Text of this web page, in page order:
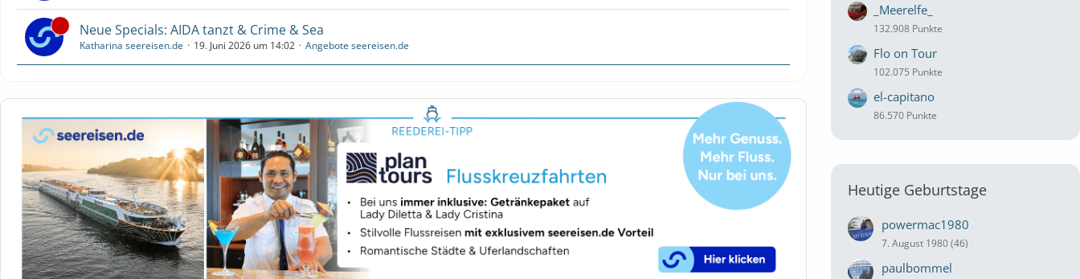
Neue Specials: AIDA tanzt & Crime & Sea
Katharina seereisen.de 19. Juni 2026 um 14:02 Angebote seereisen.de
_Meerelfe_
132.908 Punkte
Flo on Tour
102.075 Punkte
el-capitano
86.570 Punkte
Heutige Geburtstage
powermac1980
7. August 1980 (46)
paulbommel